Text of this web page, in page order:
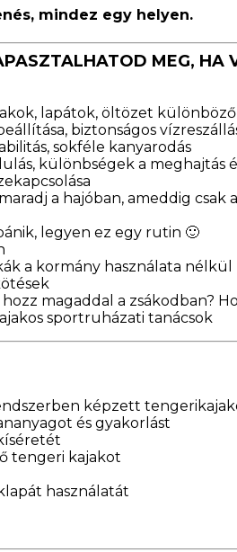
mindez egy helyen.
MEG, HA
lapátok, öltözet
biztonságos
sokféle kanyarodás
különbségek a meghajtás
a hajóban, ameddig csak
legyen ez egy rutin 🙂
a kormány használata nélkül
magaddal a zsákodban?
sportruházati tanácsok
képzett
és gyakorlást
tengeri kajakot
használatát